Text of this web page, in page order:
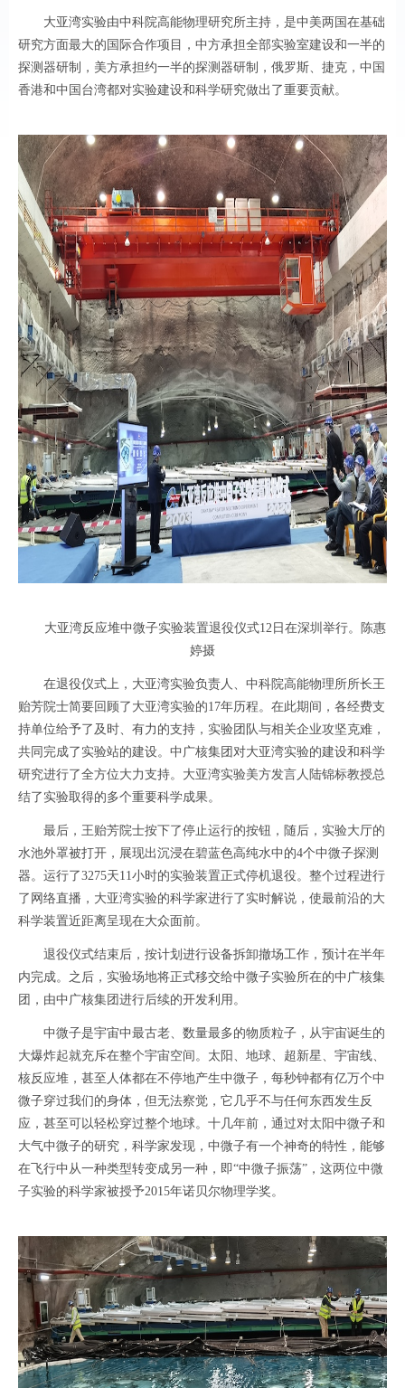
大亚湾实验由中科院高能物理研究所主持，是中美两国在基础
研究方面最大的国际合作项目，中方承担全部实验室建设和一半的
探测器研制，美方承担约一半的探测器研制，俄罗斯、捷克，中国
香港和中国台湾都对实验建设和科学研究做出了重要贡献。
大亚湾反应堆中微子实验装置退役仪式12日在深圳举行。陈惠
婷摄
在退役仪式上，大亚湾实验负责人、中科院高能物理所所长王
贻芳院士简要回顾了大亚湾实验的17年历程。在此期间，各经费支
持单位给予了及时、有力的支持，实验团队与相关企业攻坚克难，
共同完成了实验站的建设。中广核集团对大亚湾实验的建设和科学
研究进行了全方位大力支持。大亚湾实验美方发言人陆锦标教授总
结了实验取得的多个重要科学成果。
最后，王贻芳院士按下了停止运行的按钮，随后，实验大厅的
水池外罩被打开，展现出沉浸在碧蓝色高纯水中的4个中微子探测
器。运行了3275天11小时的实验装置正式停机退役。整个过程进行
了网络直播，大亚湾实验的科学家进行了实时解说，使最前沿的大
科学装置近距离呈现在大众面前。
退役仪式结束后，按计划进行设备拆卸撤场工作，预计在半年
内完成。之后，实验场地将正式移交给中微子实验所在的中广核集
团，由中广核集团进行后续的开发利用。
中微子是宇宙中最古老、数量最多的物质粒子，从宇宙诞生的
大爆炸起就充斥在整个宇宙空间。太阳、地球、超新星、宇宙线、
核反应堆，甚至人体都在不停地产生中微子，每秒钟都有亿万个中
微子穿过我们的身体，但无法察觉，它几乎不与任何东西发生反
应，甚至可以轻松穿过整个地球。十几年前，通过对太阳中微子和
大气中微子的研究，科学家发现，中微子有一个神奇的特性，能够
在飞行中从一种类型转变成另一种，即“中微子振荡”，这两位中微
子实验的科学家被授予2015年诺贝尔物理学奖。